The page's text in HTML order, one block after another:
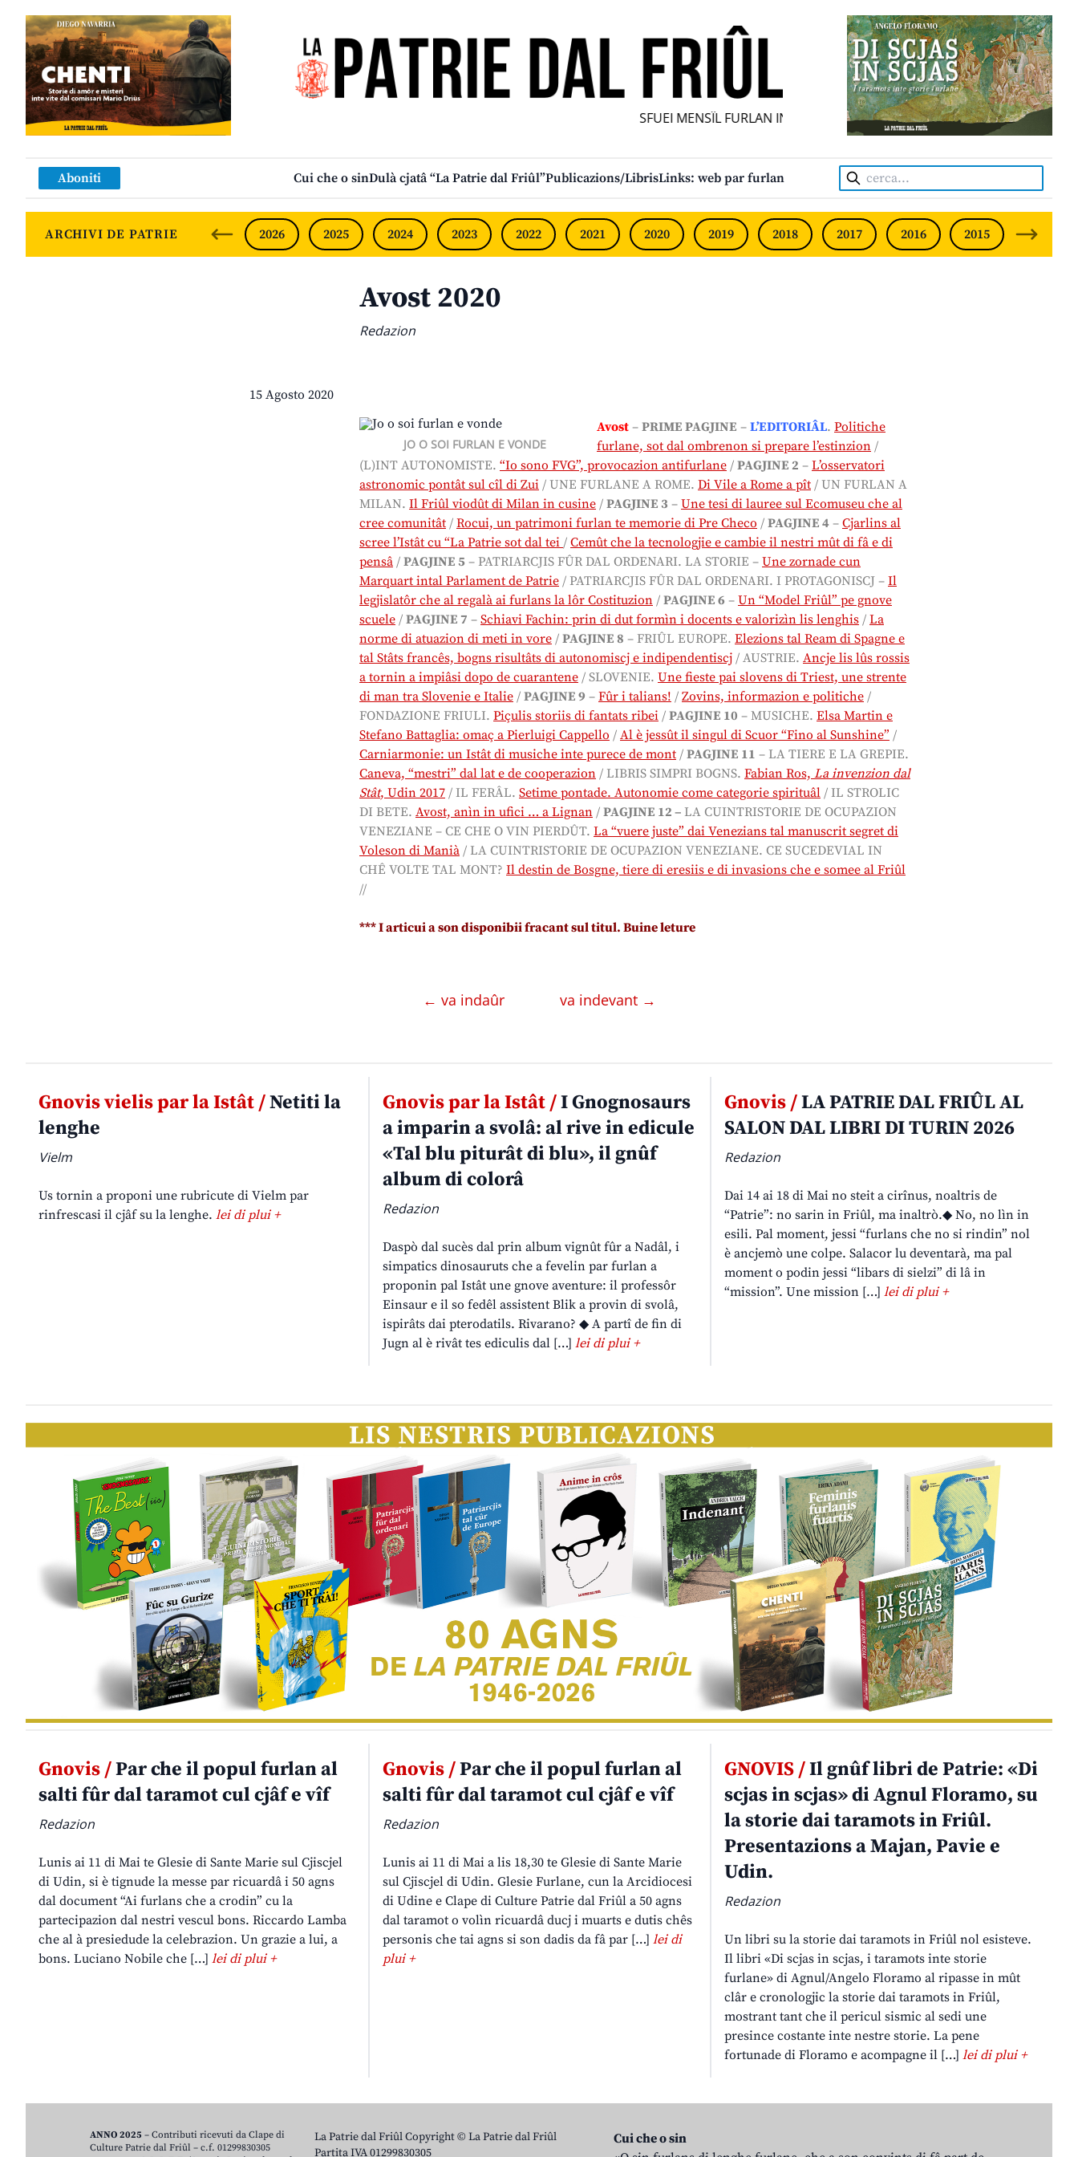
SFUEI MENSÎL FURLAN INDIPENDENT • INDEPENDENT FRIULIAN MONTHLY
Aboniti Cui che o sinDulà cjatâ “La Patrie dal Friûl”Publicazions/LibrisLinks: web par furlan Cerca:
ARCHIVI DE PATRIE 2026 2025 2024 2023 2022 2021 2020 2019 2018 2017 2016 2015 2014
Avost 2020
Redazion
15 Agosto 2020
JO O SOI FURLAN E VONDE
Avost – PRIME PAGJINE – L’EDITORIÂL. Politiche
furlane, sot dal ombrenon si prepare l’estinzion /
(L)INT AUTONOMISTE. “Io sono FVG”, provocazion antifurlane / PAGJINE 2 – L’osservatori
astronomic pontât sul cîl di Zui / UNE FURLANE A ROME. Di Vile a Rome a pît / UN FURLAN A
MILAN. Il Friûl viodût di Milan in cusine / PAGJINE 3 – Une tesi di lauree sul Ecomuseu che al
cree comunitât / Rocui, un patrimoni furlan te memorie di Pre Checo / PAGJINE 4 – Cjarlins al
scree l’Istât cu “La Patrie sot dal tei / Cemût che la tecnologjie e cambie il nestri mût di fâ e di
pensâ / PAGJINE 5 – PATRIARCJIS FÛR DAL ORDENARI. LA STORIE – Une zornade cun
Marquart intal Parlament de Patrie / PATRIARCJIS FÛR DAL ORDENARI. I PROTAGONISCJ – Il
legjislatôr che al regalà ai furlans la lôr Costituzion / PAGJINE 6 – Un “Model Friûl” pe gnove
scuele / PAGJINE 7 – Schiavi Fachin: prin di dut formìn i docents e valorizìn lis lenghis / La
norme di atuazion di meti in vore / PAGJINE 8 – FRIÛL EUROPE. Elezions tal Ream di Spagne e
tal Stâts francês, bogns risultâts di autonomiscj e indipendentiscj / AUSTRIE. Ancje lis lûs rossis
a tornin a impiâsi dopo de cuarantene / SLOVENIE. Une fieste pai slovens di Triest, une strente
di man tra Slovenie e Italie / PAGJINE 9 – Fûr i talians! / Zovins, informazion e politiche /
FONDAZIONE FRIULI. Piçulis storiis di fantats ribei / PAGJINE 10 – MUSICHE. Elsa Martin e
Stefano Battaglia: omaç a Pierluigi Cappello / Al è jessût il singul di Scuor “Fino al Sunshine” /
Carniarmonie: un Istât di musiche inte purece de mont / PAGJINE 11 – LA TIERE E LA GREPIE.
Caneva, “mestri” dal lat e de cooperazion / LIBRIS SIMPRI BOGNS. Fabian Ros, La invenzion dal
Stât, Udin 2017 / IL FERÂL. Setime pontade. Autonomie come categorie spirituâl / IL STROLIC
DI BETE. Avost, anìn in ufici … a Lignan / PAGJINE 12 – LA CUINTRISTORIE DE OCUPAZION
VENEZIANE – CE CHE O VIN PIERDÛT. La “vuere juste” dai Venezians tal manuscrit segret di
Voleson di Manià / LA CUINTRISTORIE DE OCUPAZION VENEZIANE. CE SUCEDEVIAL IN
CHÊ VOLTE TAL MONT? Il destin de Bosgne, tiere di eresiis e di invasions che e somee al Friûl
//
*** I articui a son disponibii fracant sul titul. Buine leture
← va indaûr va indevant →
Gnovis vielis par la Istât /Netiti la
lenghe
Vielm
Us tornin a proponi une rubricute di Vielm par
rinfrescasi il cjâf su la lenghe. lei di plui +
Gnovis par la Istât /I Gnognosaurs
a imparin a svolâ: al rive in edicule
«Tal blu piturât di blu», il gnûf
album di colorâ
Redazion
Daspò dal sucès dal prin album vignût fûr a Nadâl, i
simpatics dinosauruts che a fevelin par furlan a
proponin pal Istât une gnove aventure: il professôr
Einsaur e il so fedêl assistent Blik a provin di svolâ,
ispirâts dai pterodatils. Rivarano? ◆ A partî de fin di
Jugn al è rivât tes ediculis dal […] lei di plui +
Gnovis /LA PATRIE DAL FRIÛL AL
SALON DAL LIBRI DI TURIN 2026
Redazion
Dai 14 ai 18 di Mai no steit a cirînus, noaltris de
“Patrie”: no sarin in Friûl, ma inaltrò.◆ No, no lìn in
esili. Pal moment, jessi “furlans che no si rindin” nol
è ancjemò une colpe. Salacor lu deventarà, ma pal
moment o podin jessi “libars di sielzi” di lâ in
“mission”. Une mission […]lei di plui +
Gnovis /Par che il popul furlan al
salti fûr dal taramot cul cjâf e vîf
Redazion
Lunis ai 11 di Mai te Glesie di Sante Marie sul Cjiscjel
di Udin, si è tignude la messe par ricuardâ i 50 agns
dal document “Ai furlans che a crodin” cu la
partecipazion dal nestri vescul bons. Riccardo Lamba
che al à presiedude la celebrazion. Un grazie a lui, a
bons. Luciano Nobile che […] lei di plui +
Gnovis /Par che il popul furlan al
salti fûr dal taramot cul cjâf e vîf
Redazion
Lunis ai 11 di Mai a lis 18,30 te Glesie di Sante Marie
sul Cjiscjel di Udin. Glesie Furlane, cun la Arcidiocesi
di Udine e Clape di Culture Patrie dal Friûl a 50 agns
dal taramot o volìn ricuardâ ducj i muarts e dutis chês
personis che tai agns si son dadis da fâ par […] lei di
plui +
GNOVIS /Il gnûf libri de Patrie: «Di
scjas in scjas» di Agnul Floramo, su
la storie dai taramots in Friûl.
Presentazions a Majan, Pavie e
Udin.
Redazion
Un libri su la storie dai taramots in Friûl nol esisteve.
Il libri «Di scjas in scjas, i taramots inte storie
furlane» di Agnul/Angelo Floramo al ripasse in mût
clâr e cronologjic la storie dai taramots in Friûl,
mostrant tant che il pericul sismic al sedi une
presince costante inte nestre storie. La pene
fortunade di Floramo e acompagne il […]lei di plui +
La Patrie dal Friûl Copyright © La Patrie dal Friûl
Partita IVA 01299830305
Cui che o sin
ANNO 2025 – Contributi ricevuti da Clape di
Culture Patrie dal Friûl – c.f. 01299830305